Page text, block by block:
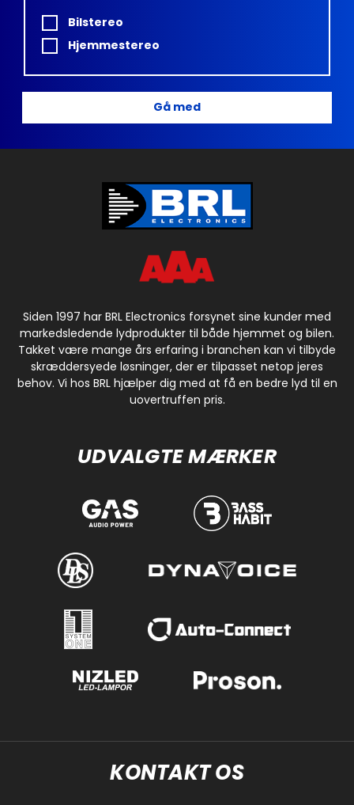
Bilstereo
Hjemmestereo
Gå med
Siden 1997 har BRL Electronics forsynet sine kunder med
markedsledende lydprodukter til både hjemmet og bilen.
Takket være mange års erfaring i branchen kan vi tilbyde
skræddersyede løsninger, der er tilpasset netop jeres
behov. Vi hos BRL hjælper dig med at få en bedre lyd til en
uovertruffen pris.
UDVALGTE MÆRKER
KONTAKT OS